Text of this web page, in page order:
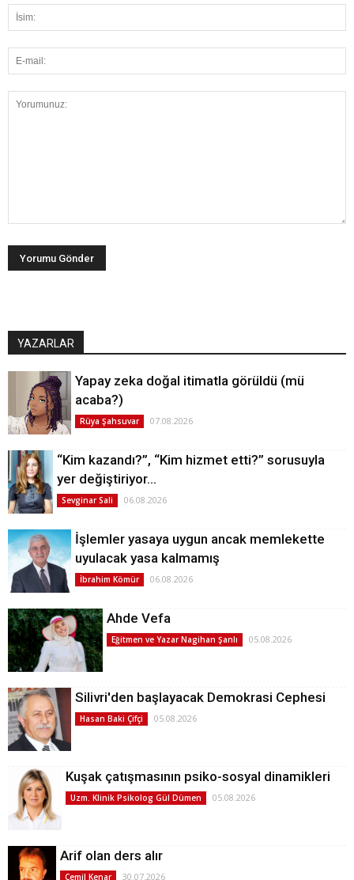
YAZARLAR
Yapay zeka doğal itimatla görüldü (mü
acaba?)
Rüya Şahsuvar 07.08.2026
“Kim kazandı?”, “Kim hizmet etti?” sorusuyla
yer değiştiriyor…
Sevginar Sali 06.08.2026
İşlemler yasaya uygun ancak memlekette
uyulacak yasa kalmamış
İbrahim Kömür 06.08.2026
Ahde Vefa
Eğitmen ve Yazar Nagihan Şanlı 05.08.2026
Silivri'den başlayacak Demokrasi Cephesi
Hasan Baki Çifçi 05.08.2026
Kuşak çatışmasının psiko-sosyal dinamikleri
Uzm. Klinik Psikolog Gül Dümen 05.08.2026
Arif olan ders alır
Cemil Kenar 30.07.2026